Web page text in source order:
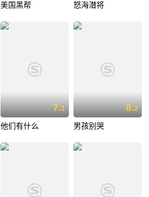
美国黑帮 怒海潜将
7.1
他们有什么
8.2
男孩别哭